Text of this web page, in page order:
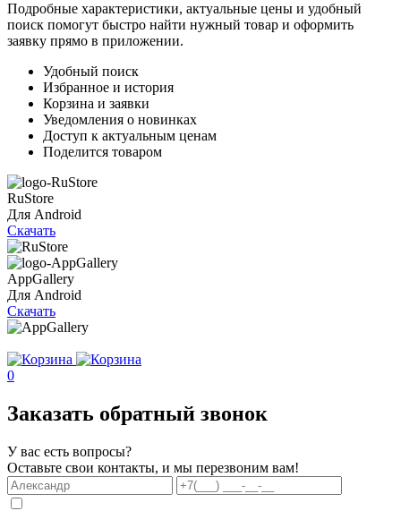
Подробные характеристики, актуальные цены и удобный
поиск помогут быстро найти нужный товар и оформить
заявку прямо в приложении.
Удобный поиск
Избранное и история
Корзина и заявки
Уведомления о новинках
Доступ к актуальным ценам
Поделится товаром
RuStore
Для Android
Скачать
AppGallery
Для Android
Скачать
0
Заказать обратный звонок
У вас есть вопросы?
Оставьте свои контакты, и мы перезвоним вам!